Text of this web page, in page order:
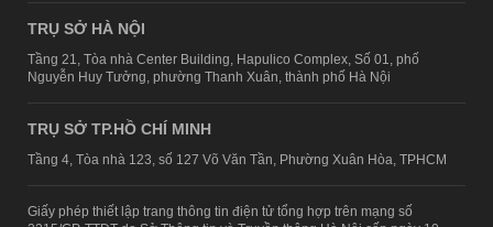
TRỤ SỞ HÀ NỘI
Tầng 21, Tòa nhà Center Building, Hapulico Complex, Số 01, phố
Nguyễn Huy Tưởng, phường Thanh Xuân, thành phố Hà Nội
TRỤ SỞ TP.HỒ CHÍ MINH
Tầng 4, Tòa nhà 123, số 127 Võ Văn Tần, Phường Xuân Hòa, TPHCM
Giấy phép thiết lập trang thông tin điện tử tổng hợp trên mạng số